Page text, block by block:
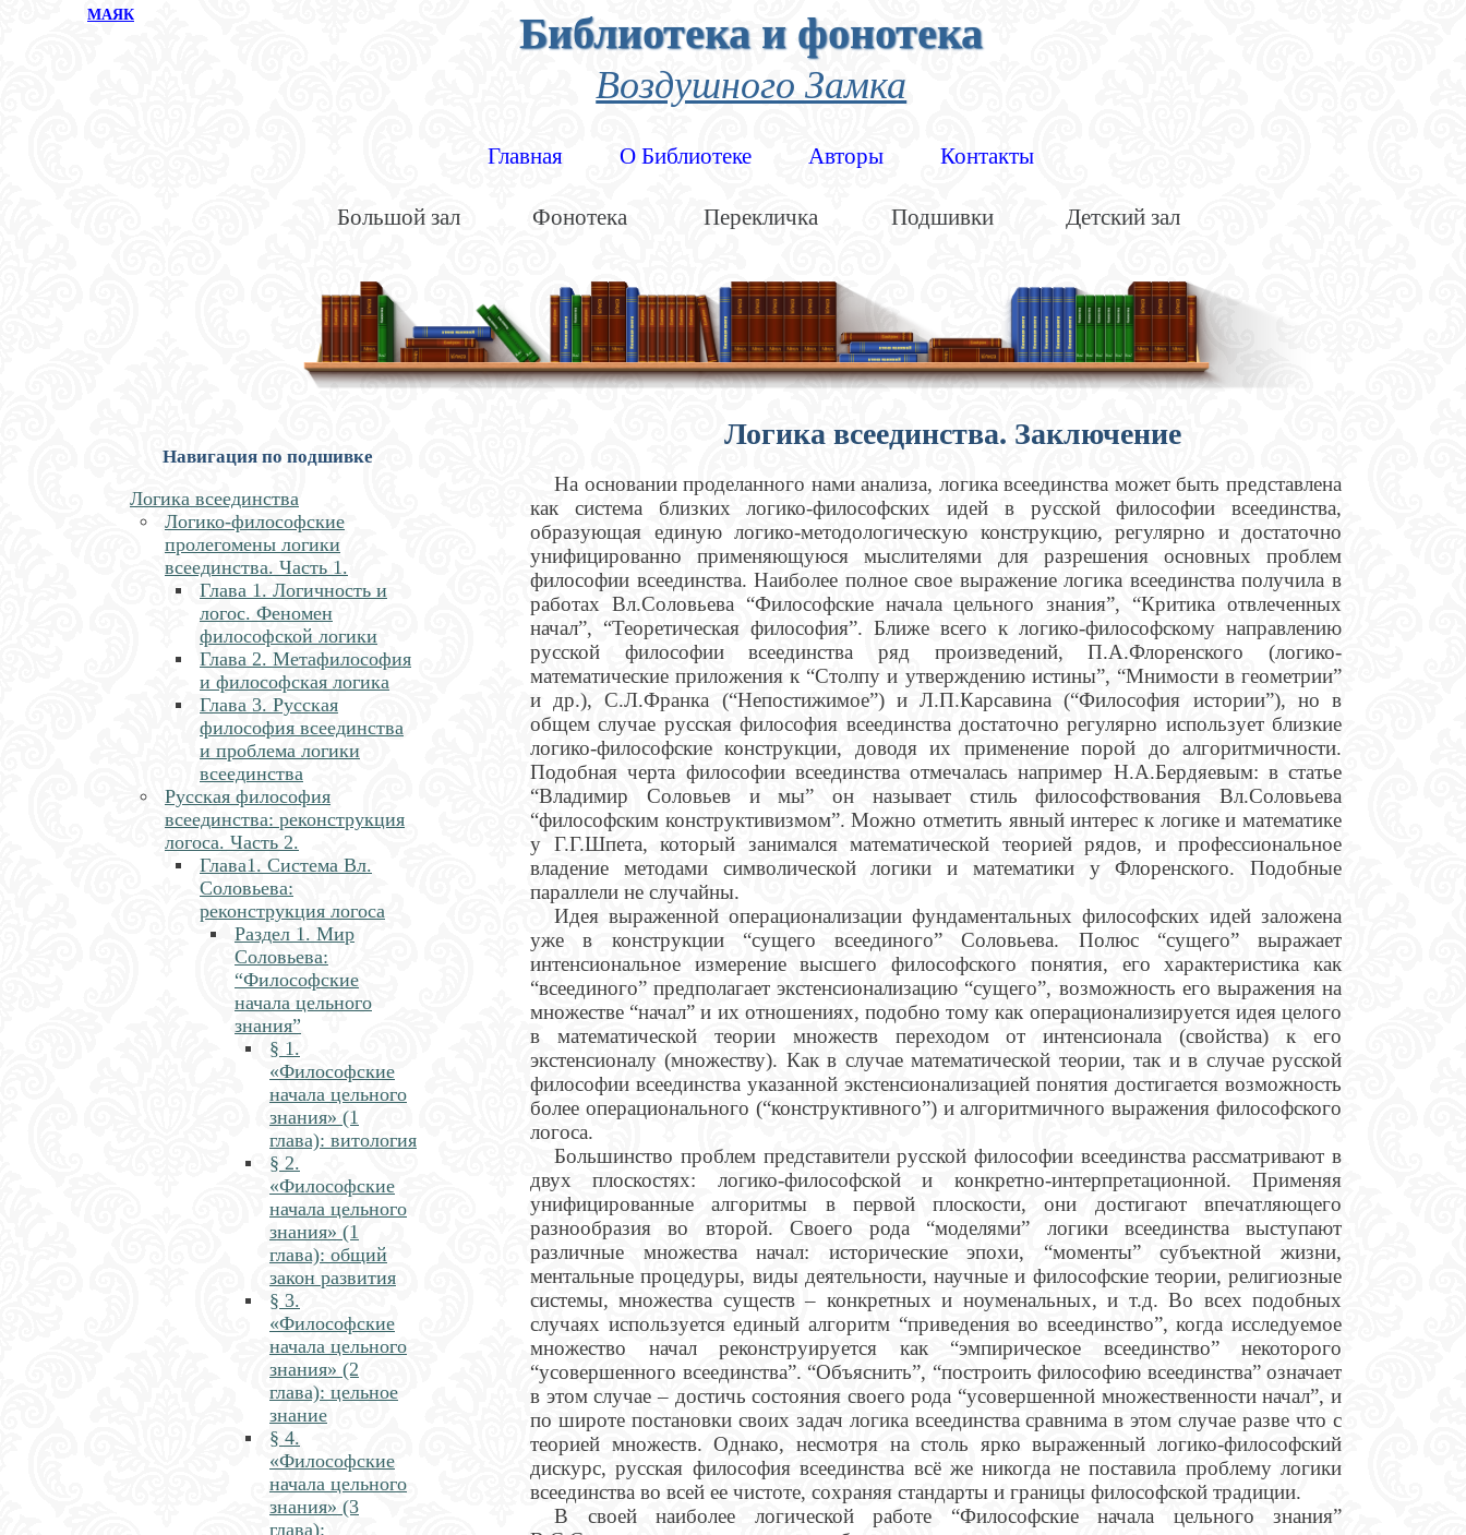
МАЯК Библиотека и фонотека
Воздушного Замка
Главная О Библиотеке Авторы Контакты
Большой зал Фонотека Перекличка Подшивки Детский зал
Навигация по подшивке
Логика всеединства
Логико-философские
пролегомены логики
всеединства. Часть 1.
Глава 1. Логичность и
логос. Феномен
философской логики
Глава 2. Метафилософия
и философская логика
Глава 3. Русская
философия всеединства
и проблема логики
всеединства
Русская философия
всеединства: реконструкция
логоса. Часть 2.
Глава1. Система Вл.
Соловьева:
реконструкция логоса
Раздел 1. Мир
Соловьева:
“Философские
начала цельного
знания”
§ 1.
«Философские
начала цельного
знания» (1
глава): витология
§ 2.
«Философские
начала цельного
знания» (1
глава): общий
закон развития
§ 3.
«Философские
начала цельного
знания» (2
глава): цельное
знание
§ 4.
«Философские
начала цельного
знания» (3
глава):
Логика всеединства. Заключение
На основании проделанного нами анализа, логика всеединства может быть представлена
как система близких логико-философских идей в русской философии всеединства,
образующая единую логико-методологическую конструкцию, регулярно и достаточно
унифицированно применяющуюся мыслителями для разрешения основных проблем
философии всеединства. Наиболее полное свое выражение логика всеединства получила в
работах Вл.Соловьева “Философские начала цельного знания”, “Критика отвлеченных
начал”, “Теоретическая философия”. Ближе всего к логико-философскому направлению
русской философии всеединства ряд произведений, П.А.Флоренского (логико-
математические приложения к “Столпу и утверждению истины”, “Мнимости в геометрии”
и др.), С.Л.Франка (“Непостижимое”) и Л.П.Карсавина (“Философия истории”), но в
общем случае русская философия всеединства достаточно регулярно использует близкие
логико-философские конструкции, доводя их применение порой до алгоритмичности.
Подобная черта философии всеединства отмечалась например Н.А.Бердяевым: в статье
“Владимир Соловьев и мы” он называет стиль философствования Вл.Соловьева
“философским конструктивизмом”. Можно отметить явный интерес к логике и математике
у Г.Г.Шпета, который занимался математической теорией рядов, и профессиональное
владение методами символической логики и математики у Флоренского. Подобные
параллели не случайны.
Идея выраженной операционализации фундаментальных философских идей заложена
уже в конструкции “сущего всеединого” Соловьева. Полюс “сущего” выражает
интенсиональное измерение высшего философского понятия, его характеристика как
“всеединого” предполагает экстенсионализацию “сущего”, возможность его выражения на
множестве “начал” и их отношениях, подобно тому как операционализируется идея целого
в математической теории множеств переходом от интенсионала (свойства) к его
экстенсионалу (множеству). Как в случае математической теории, так и в случае русской
философии всеединства указанной экстенсионализацией понятия достигается возможность
более операционального (“конструктивного”) и алгоритмичного выражения философского
логоса.
Большинство проблем представители русской философии всеединства рассматривают в
двух плоскостях: логико-философской и конкретно-интерпретационной. Применяя
унифицированные алгоритмы в первой плоскости, они достигают впечатляющего
разнообразия во второй. Своего рода “моделями” логики всеединства выступают
различные множества начал: исторические эпохи, “моменты” субъектной жизни,
ментальные процедуры, виды деятельности, научные и философские теории, религиозные
системы, множества существ – конкретных и ноуменальных, и т.д. Во всех подобных
случаях используется единый алгоритм “приведения во всеединство”, когда исследуемое
множество начал реконструируется как “эмпирическое всеединство” некоторого
“усовершенного всеединства”. “Объяснить”, “построить философию всеединства” означает
в этом случае – достичь состояния своего рода “усовершенной множественности начал”, и
по широте постановки своих задач логика всеединства сравнима в этом случае разве что с
теорией множеств. Однако, несмотря на столь ярко выраженный логико-философский
дискурс, русская философия всеединства всё же никогда не поставила проблему логики
всеединства во всей ее чистоте, сохраняя стандарты и границы философской традиции.
В своей наиболее логической работе “Философские начала цельного знания”